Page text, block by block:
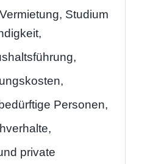
Studium
Personen,
private